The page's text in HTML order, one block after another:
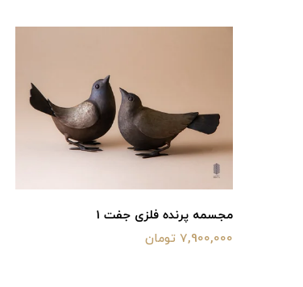
مجسمه پرنده فلزی جفت 1
7,900,000 تومان